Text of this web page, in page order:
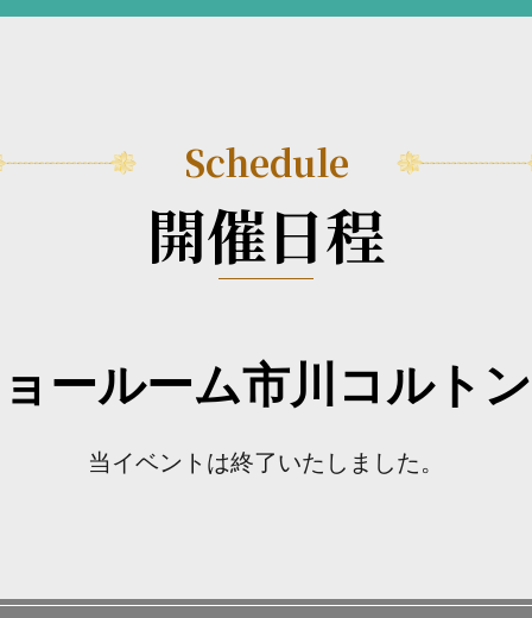
Schedule
開催日程
ールーム市川コルト
当イベントは終了いたしました。